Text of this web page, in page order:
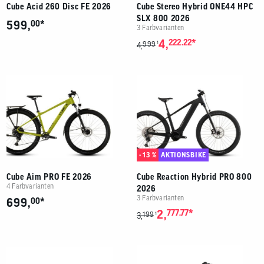
Cube Acid 260 Disc FE 2026
599,00*
Cube Stereo Hybrid ONE44 HPC
SLX 800 2026
3 Farbvarianten
4,999 14,222.22*
Cube Aim PRO FE 2026
4 Farbvarianten
699,00*
- 13 % AKTIONSBIKE
Cube Reaction Hybrid PRO 800
2026
3 Farbvarianten
3,199 12,777.77*